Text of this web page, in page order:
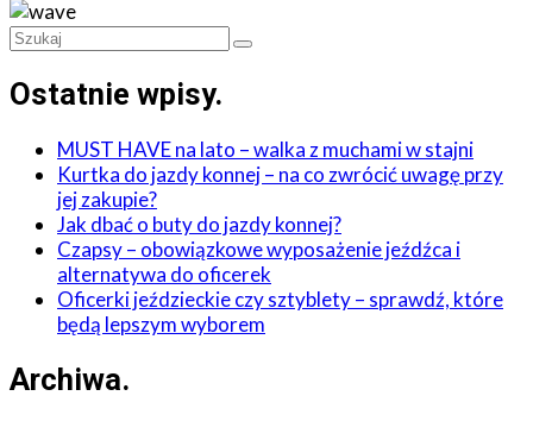
Ostatnie wpisy.
MUST HAVE na lato – walka z muchami w stajni
Kurtka do jazdy konnej – na co zwrócić uwagę przy
jej zakupie?
Jak dbać o buty do jazdy konnej?
Czapsy – obowiązkowe wyposażenie jeźdźca i
alternatywa do oficerek
Oficerki jeździeckie czy sztyblety – sprawdź, które
będą lepszym wyborem
Archiwa.